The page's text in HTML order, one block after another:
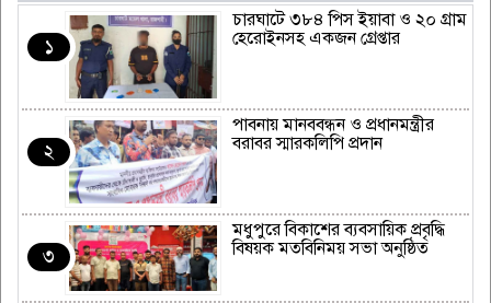
১
চারঘাটে ৩৮৪ পিস ইয়াবা ও ২০ গ্রাম
হেরোইনসহ একজন গ্রেপ্তার
২
পাবনায় মানববন্ধন ও প্রধানমন্ত্রীর
বরাবর স্মারকলিপি প্রদান
৩
মধুপুরে বিকাশের ব্যবসায়িক প্রবৃদ্ধি
বিষয়ক মতবিনিময় সভা অনুষ্ঠিত